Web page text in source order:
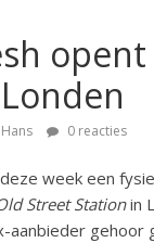
Hans 0 reacties
week een
Street Stationin
aanbieder gehoor